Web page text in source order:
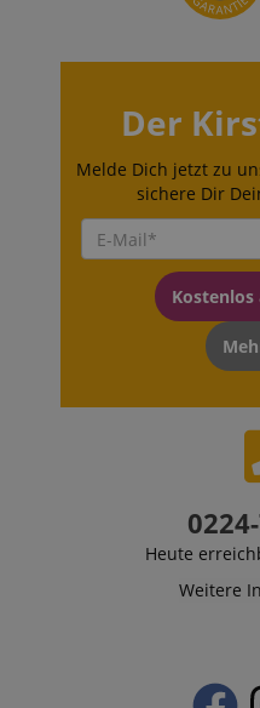
Der
Melde Dich jetzt zu
sichere Dir
Heute
Weitere